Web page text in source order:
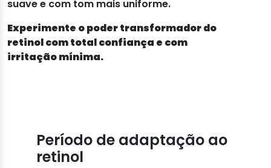
suave e com tom mais uniforme.
Experimente o poder transformador do
retinol com total confiança e com
irritação mínima.
Período de adaptação ao
retinol